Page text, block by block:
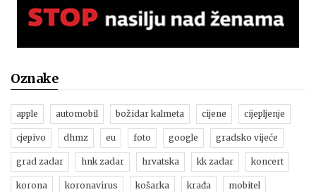
Oznake
apple automobil božidar kalmeta cijene cijepljenje
cjepivo dhmz eu foto google gradsko vijeće
grad zadar hnk zadar hrvatska kk zadar koncert
korona koronavirus košarka krađa mobitel